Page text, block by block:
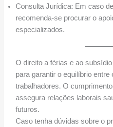
Consulta Jurídica: Em caso
recomenda-se procurar o
especializados.
O direito a férias e ao
para garantir o equilíbrio
trabalhadores. O
assegura relações laborais
futuros.
Caso tenha dúvidas sobre o